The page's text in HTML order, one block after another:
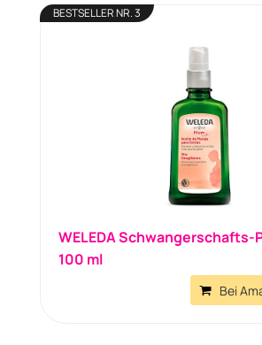
BESTSELLER NR. 3
WELEDA Schwangerschafts-
100 ml
Bei